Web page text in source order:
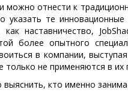
можно отнести к
те
наставничество,
более опытного
в компании,
только не применяются в
кто именно